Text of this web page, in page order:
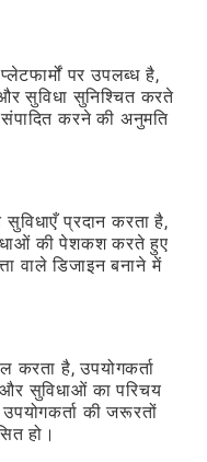
पर उपलब्ध है,
सुविधा सुनिश्चित करते
करने की अनुमति
प्रदान करता है,
की पेशकश करते हुए
वाले डिजाइन बनाने में
है, उपयोगकर्ता
सुविधाओं का परिचय
की जरूरतों
हो।